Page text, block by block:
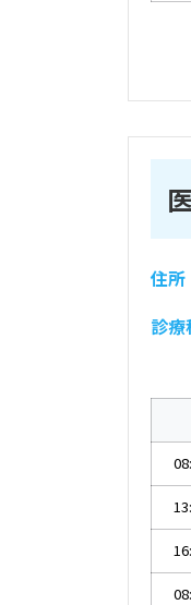
住所
診療